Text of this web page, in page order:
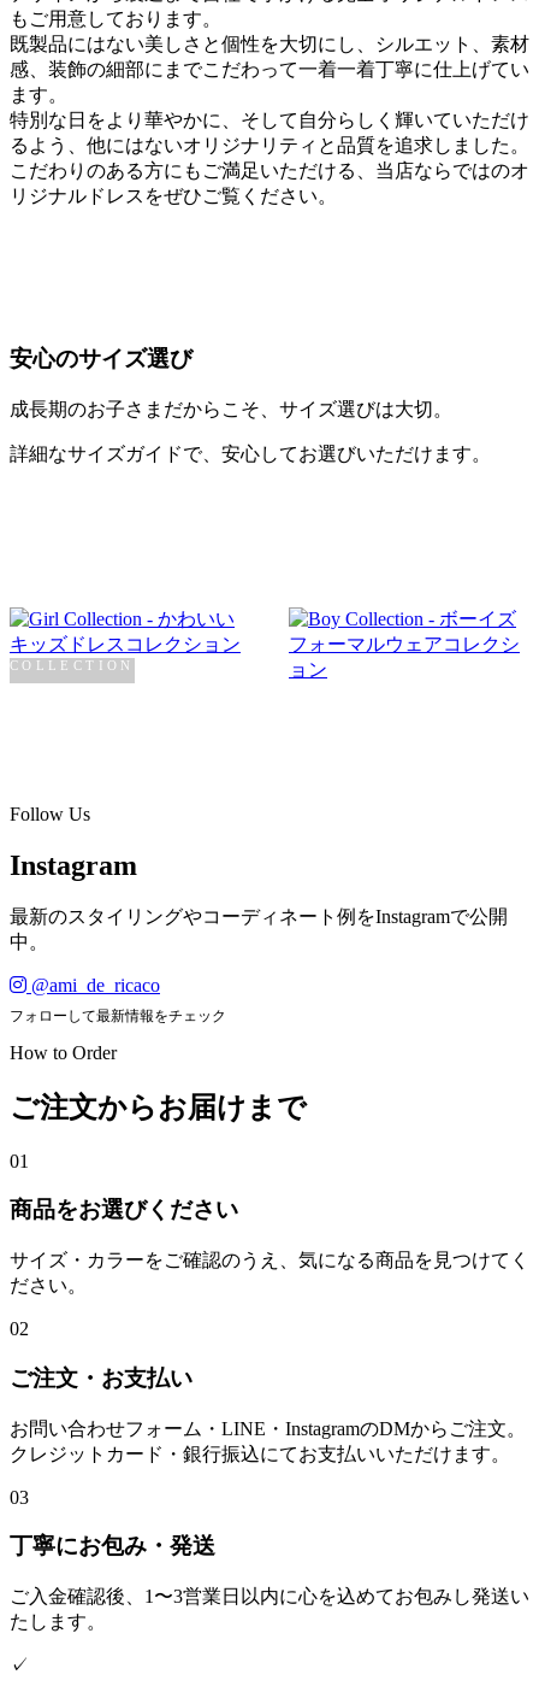
もご用意しております。
既製品にはない美しさと個性を大切にし、シルエット、素材
感、装飾の細部にまでこだわって一着一着丁寧に仕上げてい
ます。
特別な日をより華やかに、そして自分らしく輝いていただけ
るよう、他にはないオリジナリティと品質を追求しました。
こだわりのある方にもご満足いただける、当店ならではのオ
リジナルドレスをぜひご覧ください。
安心のサイズ選び
成長期のお子さまだからこそ、サイズ選びは大切。
詳細なサイズガイドで、安心してお選びいただけます。
COLLECTION
Follow Us
Instagram
最新のスタイリングやコーディネート例をInstagramで公開
中。
@ami_de_ricaco
フォローして最新情報をチェック
How to Order
ご注文からお届けまで
01
商品をお選びください
サイズ・カラーをご確認のうえ、気になる商品を見つけてく
ださい。
02
ご注文・お支払い
お問い合わせフォーム・LINE・InstagramのDMからご注文。
クレジットカード・銀行振込にてお支払いいただけます。
03
丁寧にお包み・発送
ご入金確認後、1〜3営業日以内に心を込めてお包みし発送い
たします。
✓